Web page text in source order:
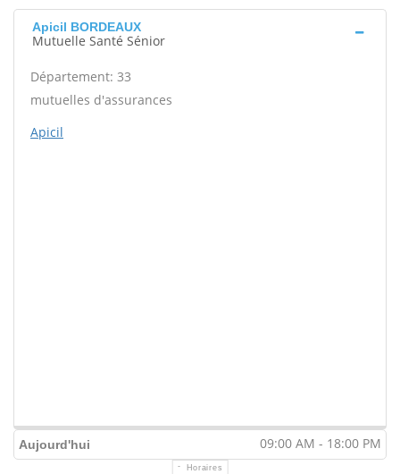
Apicil BORDEAUX
Mutuelle Santé Sénior
Département: 33
mutuelles d'assurances
Apicil
Aujourd'hui 09:00 AM - 18:00 PM
Horaires